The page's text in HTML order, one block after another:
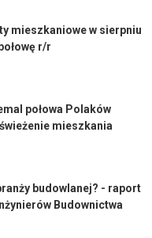
mieszkaniowe w sierpniu
r/r
połowa Polaków
mieszkania
budowlanej? - raport
Budownictwa